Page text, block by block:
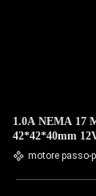
1.0A NEMA 17
42*42*40mm
motore passo-